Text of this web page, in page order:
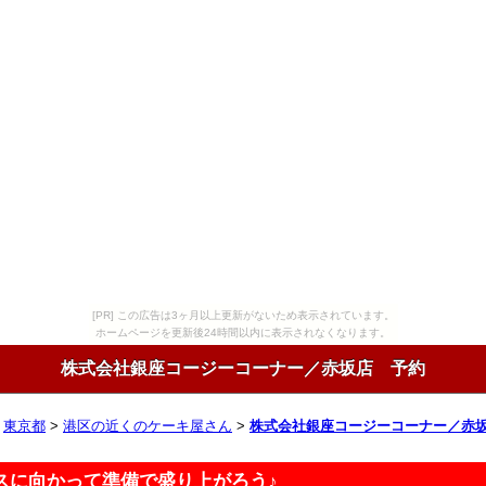
[PR] この広告は3ヶ月以上更新がないため表示されています。
ホームページを更新後24時間以内に表示されなくなります。
株式会社銀座コージーコーナー／赤坂店 予約
東京都 > 港区の近くのケーキ屋さん > 株式会社銀座コージーコーナー／赤
に向かって準備で盛り上がろう♪